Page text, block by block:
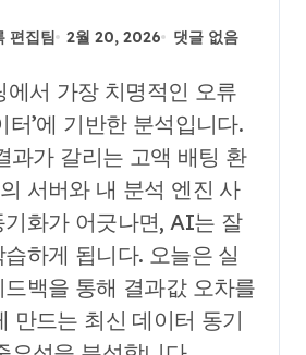
편집팀 2월 20, 2026 댓글 없음
터’에 기반한 분석입니다.
과가 갈리는 고액 배팅 환
서버와 내 분석 엔진 사
기화가 어긋나면, AI는 잘
하게 됩니다. 오늘은 실
백을 통해 결과값 오차를
만드는 최신 데이터 동기